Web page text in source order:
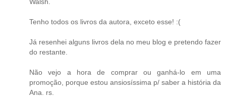
Tenho todos os livros da autora, exceto esse! :(
Já resenhei alguns livros dela no meu blog e pretendo fazer
do restante.
Não vejo a hora de comprar ou ganhá-lo em uma
promoção, porque estou ansiosíssima p/ saber a história da
Ana. rs.